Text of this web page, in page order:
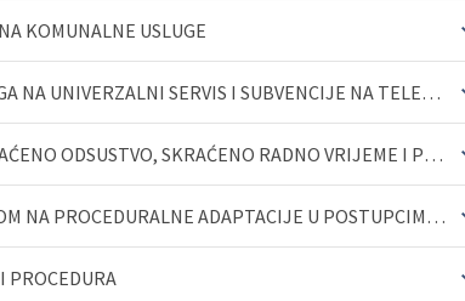
OPŠIRNIJE
OPŠIRNIJE
KOMUNALNE USLUGE
SMJERNICA ZA OSTVARIVANJE PRAVA/USLUGA NA UNIVERZALNI SERVIS I SUBVENCIJE NA TELEKOMUNIKACIONE USLUG...
SMJERNICE ZA OSTVARIVANJE PRAVA NA PLAĆENO ODSUSTVO, SKRAĆENO RADNO VRIJEME I POLOVINU PUNOG RADNOG ...
SMJERNICE O PRAVU OSOBA S INVALIDITETOM NA PROCEDURALNE ADAPTACIJE U POSTUPCIMA PRED ORGANIMA CRNE G...
PROCEDURA